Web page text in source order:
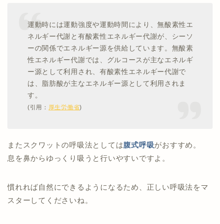
運動時には運動強度や運動時間により、無酸素性エ
ネルギー代謝と有酸素性エネルギー代謝が、シーソ
ーの関係でエネルギー源を供給しています。無酸素
性エネルギー代謝では、グルコースが主なエネルギ
ー源として利用され、有酸素性エネルギー代謝で
は、脂肪酸が主なエネルギー源として利用されま
す。
(引用： 厚生労働省)
またスクワットの呼吸法としては腹式呼吸がおすすめ。
息を鼻からゆっくり吸うと行いやすいですよ。
慣れれば自然にできるようになるため、正しい呼吸法をマ
スターしてくださいね。